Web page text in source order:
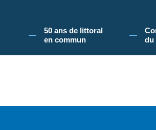
votre navigation sur le site du Conservatoire
50 ans de littoral
en commun​
du